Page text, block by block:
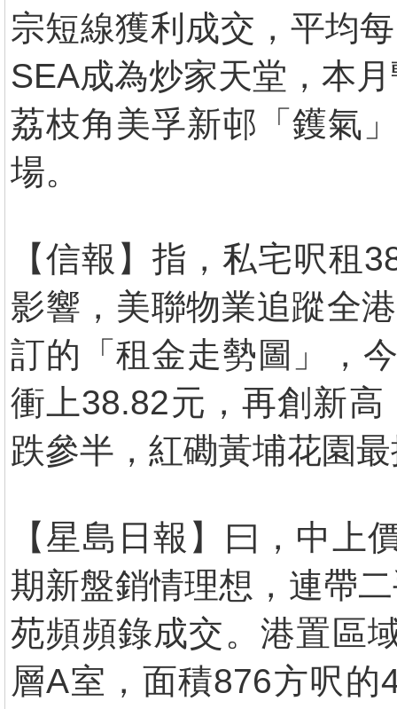
宗短線獲利成交，平均
SEA成為炒家天堂，本
荔枝角美孚新邨「鑊氣
場。
【信報】指，私宅呎租
影響，美聯物業追蹤全
訂的「租金走勢圖」，
衝上38.82元，再創新
跌參半，紅磡黃埔花園
【星島日報】曰，中上
期新盤銷情理想，連帶
苑頻頻錄成交。港置區
層A室，面積876方呎